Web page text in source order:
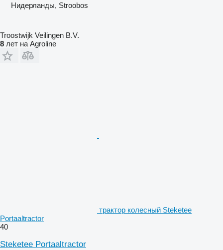
Нидерланды, Stroobos
Troostwijk Veilingen B.V.
8 лет на Agroline
трактор колесный Steketee
Portaaltractor
40
Steketee Portaaltractor